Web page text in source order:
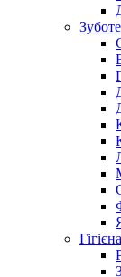
Гігієна